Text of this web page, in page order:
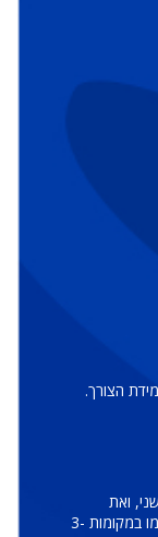
הצורך.
השני, ואת
מערכת הזהב (במידת הצורך). הקבוצות שסיימו במקומות 3-